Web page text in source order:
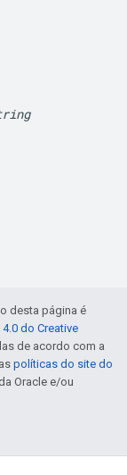
desta página é
do Creative
de acordo com a
políticas do site do
Oracle e/ou